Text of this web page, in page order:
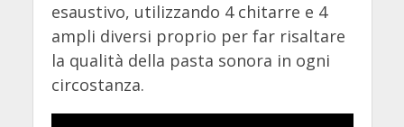
esaustivo, utilizzando 4 chitarre e 4
ampli diversi proprio per far risaltare
la qualità della pasta sonora in ogni
circostanza.